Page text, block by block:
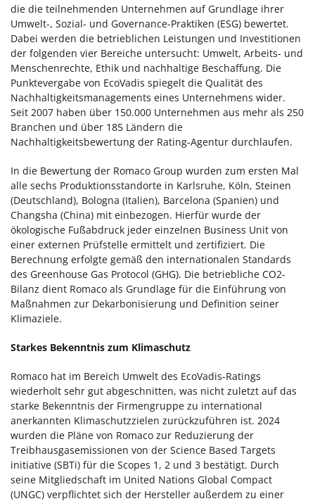
die die teilnehmenden Unternehmen auf Grundlage ihrer
Umwelt-, Sozial- und Governance-Praktiken (ESG) bewertet.
Dabei werden die betrieblichen Leistungen und Investitionen
der folgenden vier Bereiche untersucht: Umwelt, Arbeits- und
Menschenrechte, Ethik und nachhaltige Beschaffung. Die
Punktevergabe von EcoVadis spiegelt die Qualität des
Nachhaltigkeitsmanagements eines Unternehmens wider.
Seit 2007 haben über 150.000 Unternehmen aus mehr als 250
Branchen und über 185 Ländern die
Nachhaltigkeitsbewertung der Rating-Agentur durchlaufen.
In die Bewertung der Romaco Group wurden zum ersten Mal
alle sechs Produktionsstandorte in Karlsruhe, Köln, Steinen
(Deutschland), Bologna (Italien), Barcelona (Spanien) und
Changsha (China) mit einbezogen. Hierfür wurde der
ökologische Fußabdruck jeder einzelnen Business Unit von
einer externen Prüfstelle ermittelt und zertifiziert. Die
Berechnung erfolgte gemäß den internationalen Standards
des Greenhouse Gas Protocol (GHG). Die betriebliche CO2-
Bilanz dient Romaco als Grundlage für die Einführung von
Maßnahmen zur Dekarbonisierung und Definition seiner
Klimaziele.
Starkes Bekenntnis zum Klimaschutz
Romaco hat im Bereich Umwelt des EcoVadis-Ratings
wiederholt sehr gut abgeschnitten, was nicht zuletzt auf das
starke Bekenntnis der Firmengruppe zu international
anerkannten Klimaschutzzielen zurückzuführen ist. 2024
wurden die Pläne von Romaco zur Reduzierung der
Treibhausgasemissionen von der Science Based Targets
initiative (SBTi) für die Scopes 1, 2 und 3 bestätigt. Durch
seine Mitgliedschaft im United Nations Global Compact
(UNGC) verpflichtet sich der Hersteller außerdem zu einer